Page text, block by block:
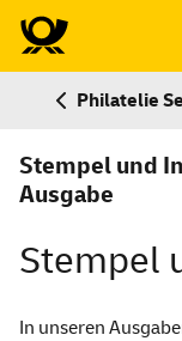
Philatelie
Stempel und
Ausgabe
Stempel
In unseren